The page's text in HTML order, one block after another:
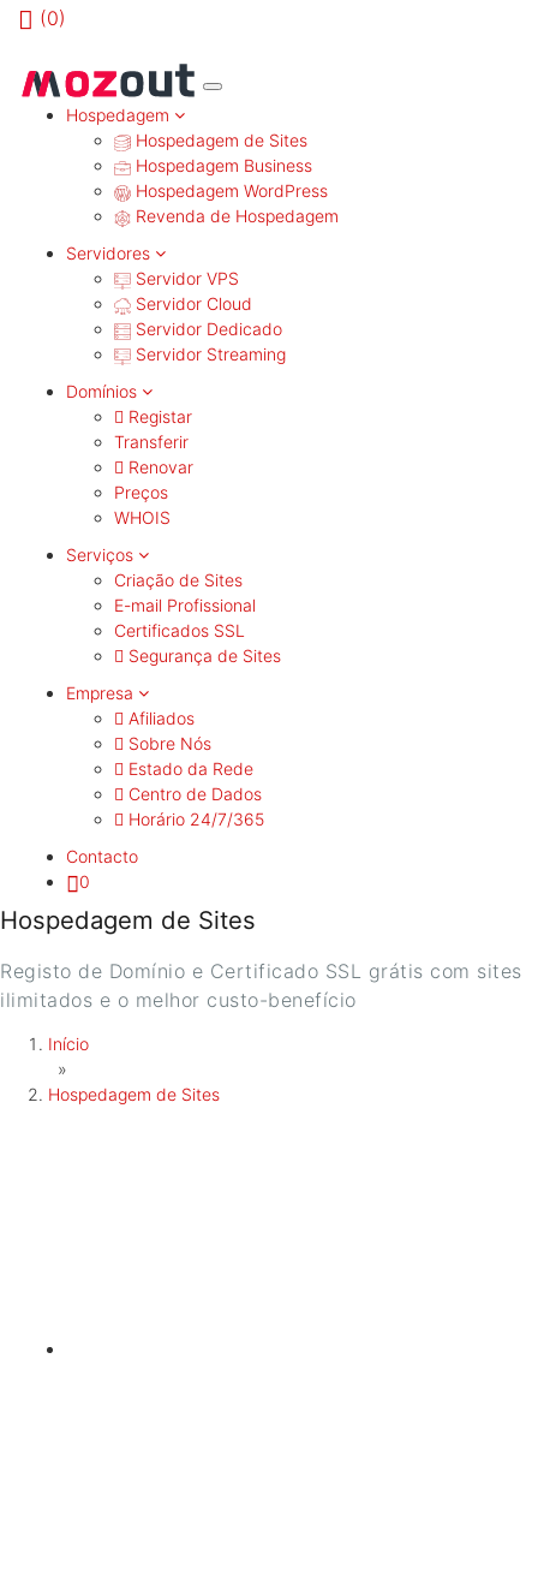
(0)
Hospedagem
Hospedagem de Sites
Hospedagem Business
Hospedagem WordPress
Revenda de Hospedagem
Servidores
Servidor VPS
Servidor Cloud
Servidor Dedicado
Servidor Streaming
Domínios
Registar
Transferir
Renovar
Preços
WHOIS
Serviços
Criação de Sites
E-mail Profissional
Certificados SSL
Segurança de Sites
Empresa
Afiliados
Sobre Nós
Estado da Rede
Centro de Dados
Horário 24/7/365
Contacto
0
Hospedagem de Sites
Registo de Domínio e Certificado SSL grátis com sites
ilimitados e o melhor custo-benefício
Início
»
Hospedagem de Sites